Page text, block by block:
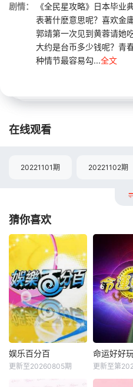
剧情：
《全民星攻略》日本毕业
表著什麽意思呢？喜欢金
郭靖第一次见到黄蓉请她
大约是台币多少钱呢？青
种情节最容易勾...全文
在线观看
20221101期 20221102期
猜你喜欢
娱乐百分百
更新至20260805期
命运好好
更新至第